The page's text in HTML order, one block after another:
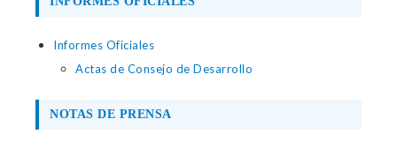
Informes Oficiales
Actas de Consejo de Desarrollo
NOTAS DE PRENSA